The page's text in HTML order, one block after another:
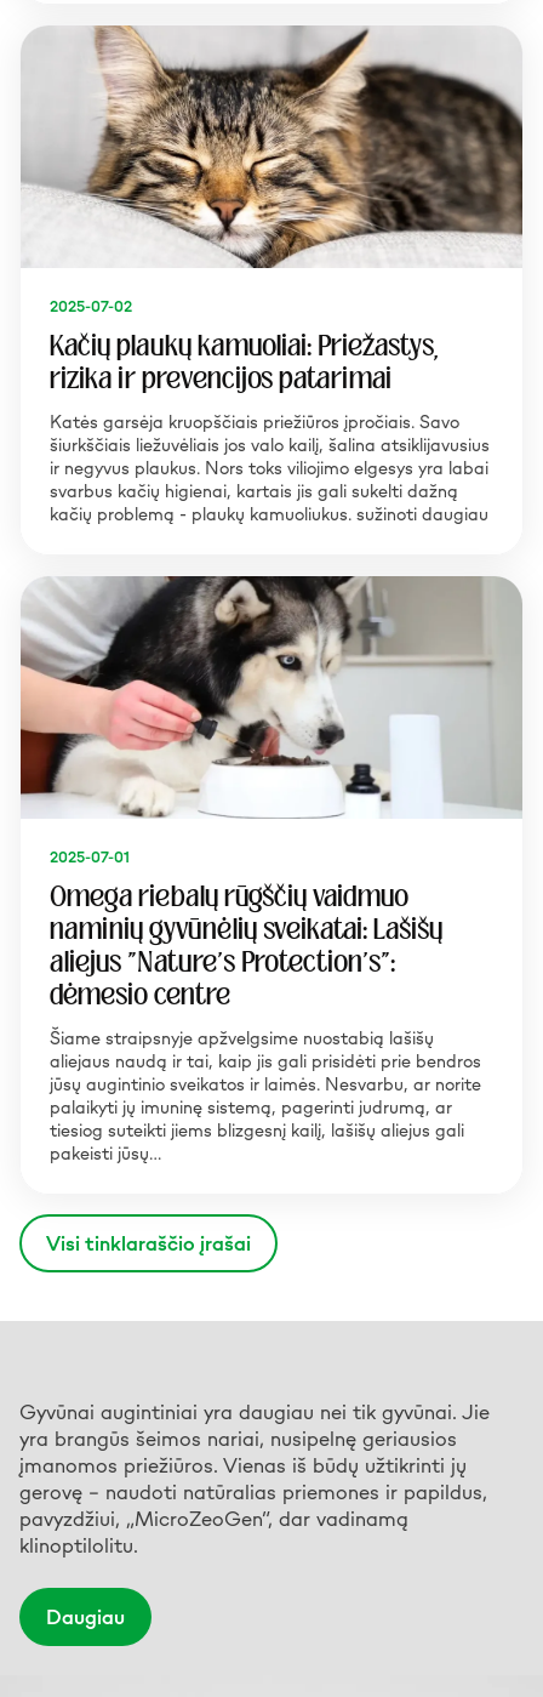
2025-07-02
Kačių plaukų kamuoliai: Priežastys,
rizika ir prevencijos patarimai
Katės garsėja kruopščiais priežiūros įpročiais. Savo
šiurkščiais liežuvėliais jos valo kailį, šalina atsiklijavusius
ir negyvus plaukus. Nors toks viliojimo elgesys yra labai
svarbus kačių higienai, kartais jis gali sukelti dažną
kačių problemą - plaukų kamuoliukus. sužinoti daugiau
2025-07-01
Omega riebalų rūgščių vaidmuo
naminių gyvūnėlių sveikatai: Lašišų
aliejus "Nature's Protection's":
dėmesio centre
Šiame straipsnyje apžvelgsime nuostabią lašišų
aliejaus naudą ir tai, kaip jis gali prisidėti prie bendros
jūsų augintinio sveikatos ir laimės. Nesvarbu, ar norite
palaikyti jų imuninę sistemą, pagerinti judrumą, ar
tiesiog suteikti jiems blizgesnį kailį, lašišų aliejus gali
pakeisti jūsų…
Visi tinklaraščio įrašai
Gyvūnai augintiniai yra daugiau nei tik gyvūnai. Jie
yra brangūs šeimos nariai, nusipelnę geriausios
įmanomos priežiūros. Vienas iš būdų užtikrinti jų
gerovę – naudoti natūralias priemones ir papildus,
pavyzdžiui, „MicroZeoGen”, dar vadinamą
klinoptilolitu.
Daugiau